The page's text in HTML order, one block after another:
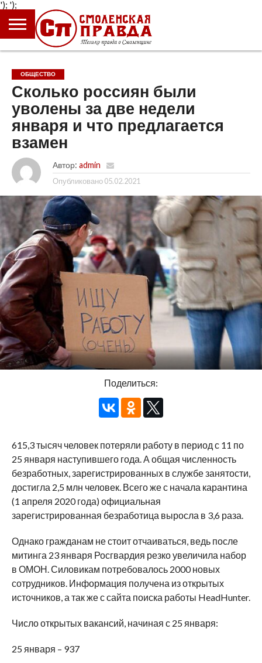
');
ГЛАВНАЯ
НОВОСТИ
ПРОИСШЕСТВИЯ
ПОЛИТИКА
КУЛЬТУРА
ЭКОНОМИКА
ОБЩЕСТВО
БЛОГИ
ОБЩЕСТВО
Сколько россиян были
уволены за две недели
января и что предлагается
взамен
Автор: admin
Опубликовано 05.02.2021
Поделиться:
615,3 тысяч человек потеряли работу в период с 11 по
25 января наступившего года. А общая численность
безработных, зарегистрированных в службе занятости,
достигла 2,5 млн человек. Всего же с начала карантина
(1 апреля 2020 года) официальная
зарегистрированная безработица выросла в 3,6 раза.
Однако гражданам не стоит отчаиваться, ведь после
митинга 23 января Росгвардия резко увеличила набор
в ОМОН. Силовикам потребовалось 2000 новых
сотрудников. Информация получена из открытых
источников, а так же с сайта поиска работы HeadHunter.
Число открытых вакансий, начиная с 25 января:
25 января – 937
');